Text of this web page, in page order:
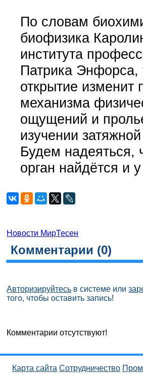
По словам
биофизика
института
Патрика Энфорса,
открытие изменит
механизма
ощущений и
изучении
Будем надеяться,
орган найдётся и
Новости МирТесен
Комментарии (0)
Авторизируйтесь в системе или
того, чтобы оставить запись!
Комментарии отсутствуют!
Карта сайта Сотрудничество